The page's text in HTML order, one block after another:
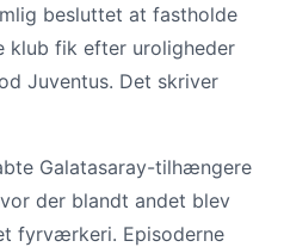
besluttet at fastholde
klub fik efter uroligheder
Juventus. Det skriver
Galatasaray-tilhængere
der blandt andet blev
fyrværkeri. Episoderne